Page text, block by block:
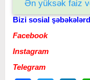
Ən yüksək faiz
Bizi sosial
Facebook
Instagram
Telegram